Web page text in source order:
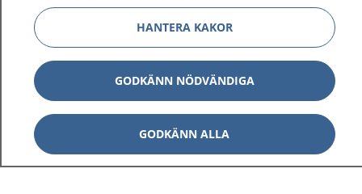
sjukdomar och vilka mottagningar du kan kontakta.
Logga in för att läsa din journal och göra dina
vårdärenden. Ring telefonnummer 1177 för
sjukvårdsrådgivning dygnet runt.
1177 ger dig råd när du vill må bättre.
HANTERA KAKOR
GODKÄNN NÖDVÄNDIGA
GODKÄNN ALLA